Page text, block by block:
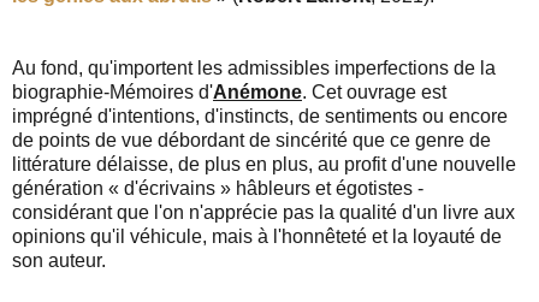
Au fond, qu'importent les admissibles imperfections de la
biographie-Mémoires d'Anémone. Cet ouvrage est
imprégné d'intentions, d'instincts, de sentiments ou encore
de points de vue débordant de sincérité que ce genre de
littérature délaisse, de plus en plus, au profit d'une nouvelle
génération « d'écrivains » hâbleurs et égotistes -
considérant que l'on n'apprécie pas la qualité d'un livre aux
opinions qu'il véhicule, mais à l'honnêteté et la loyauté de
son auteur.